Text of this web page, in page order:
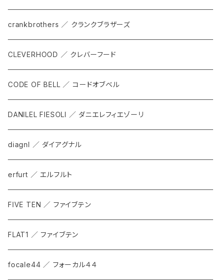
TKS
SACOCHE
ACCESSORY
ACCESORRIES
RIDE ACCESORRIES
crankbrothers ／ クランクブラザーズ
CLEVERHOOD ／ クレバーフード
CODE OF BELL ／ コードオブベル
DANILEL FIESOLI ／ ダニエレフィエゾーリ
diagnl ／ ダイアグナル
erfurt ／ エルフルト
FIVE TEN ／ ファイブテン
FLAT1 ／ ファイブテン
focale44 ／ フォーカル４４